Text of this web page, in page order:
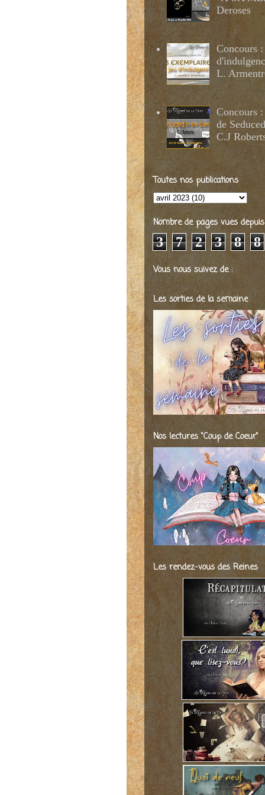
Deroses
Concours :
L.
Concours
de
C.J
Toutes nos publications
Nombre de pages vues depuis
3 7 2 3 8 8
Vous nous suivez de :
Les sorties de la semaine
Nos lectures "Coup de Coeur"
Les rendez-vous des Reines